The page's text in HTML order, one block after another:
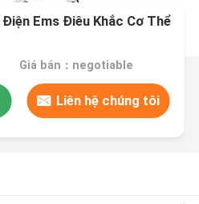
Ems Điêu Khắc Cơ Thể
Giá bán：negotiable
Liên hệ chúng tôi